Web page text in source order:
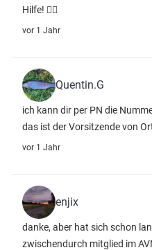
Hilfe! 😵‍💫
vor 1 Jahr
Quentin.G
ich kann dir per PN die
das ist der Vorsitzende von
vor 1 Jahr
enjix
danke, aber hat sich schon
zwischendurch mitglied im